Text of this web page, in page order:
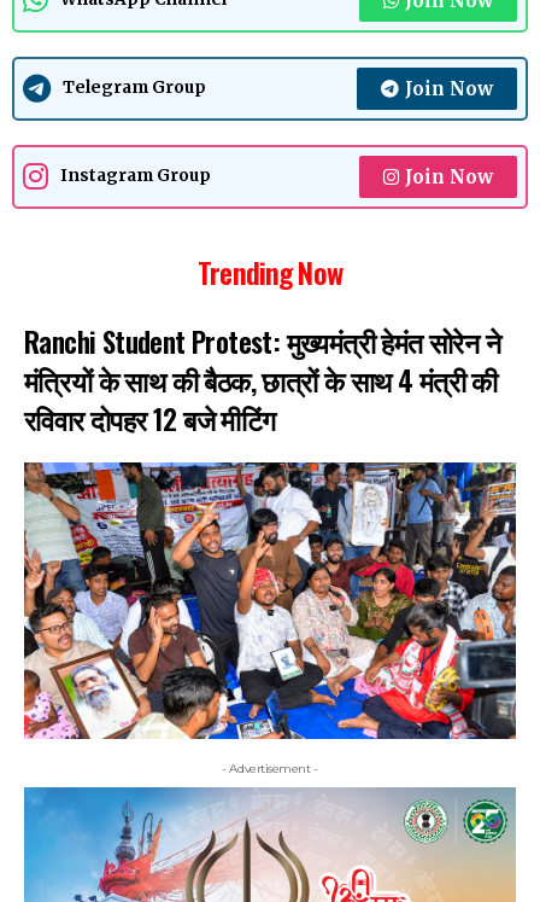
Telegram Group Join Now
Instagram Group Join Now
Trending Now
Ranchi Student Protest: मुख्यमंत्री हेमंत सोरेन ने
मंत्रियों के साथ की बैठक, छात्रों के साथ 4 मंत्री की
रविवार दोपहर 12 बजे मीटिंग
- Advertisement -